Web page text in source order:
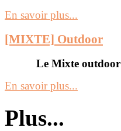
En savoir plus...
[MIXTE] Outdoor
Le Mixte
En savoir plus...
Plus...